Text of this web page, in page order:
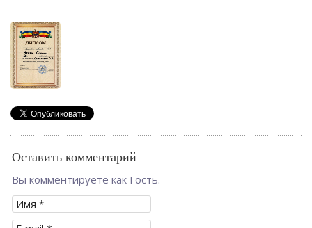
Оставить комментарий
Вы комментируете как Гость.